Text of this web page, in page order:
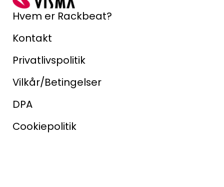
Hvem er Rackbeat?
Kontakt
Privatlivspolitik
Vilkår/Betingelser
DPA
Cookiepolitik